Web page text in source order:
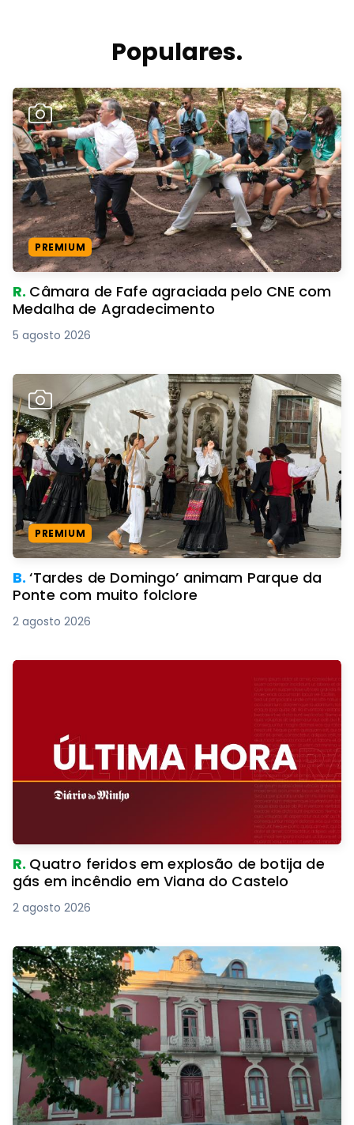
Populares.
PREMIUM
R. Câmara de Fafe agraciada pelo CNE com
Medalha de Agradecimento
5 agosto 2026
PREMIUM
B.‘Tardes de Domingo’ animam Parque da
Ponte com muito folclore
2 agosto 2026
R. Quatro feridos em explosão de botija de
gás em incêndio em Viana do Castelo
2 agosto 2026